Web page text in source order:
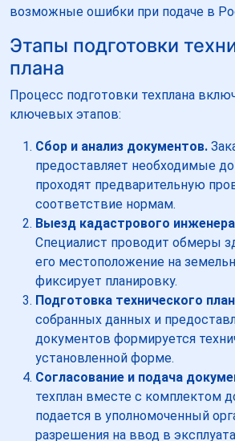
возможные ошибки при подаче в
Этапы подготовки
плана
Процесс подготовки техплана
ключевых этапов:
Сбор и анализ документов.
предоставляет необходимые
проходят предварительную
соответствие нормам.
Выезд кадастрового
Специалист проводит обмеры
его местоположение на
фиксирует планировку.
Подготовка технического
собранных данных и
документов формируется
установленной форме.
Согласование и подача
техплан вместе с комплектом
подается в уполномоченный
разрешения на ввод в